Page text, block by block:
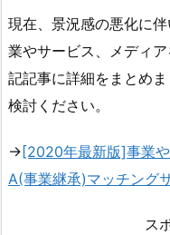
現在、景況感の悪化に
業やサービス、メディ
記記事に詳細をまとめ
検討ください。
→[2020年最新版]事業
A(事業継承)マッチング
ス